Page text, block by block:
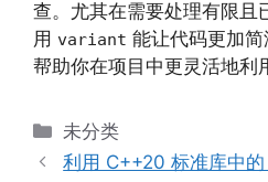
查。尤其在需要处理有限且
用 variant 能让代码更加
帮助你在项目中更灵活地利
分
类
未分类
利用 C++20 标准库中